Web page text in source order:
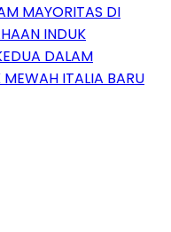
MAYORITAS DI
INDUK
DALAM
ITALIA BARU